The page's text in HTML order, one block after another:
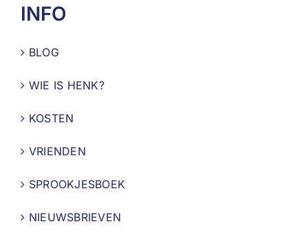
INFO
BLOG
WIE IS HENK?
KOSTEN
VRIENDEN
SPROOKJESBOEK
NIEUWSBRIEVEN